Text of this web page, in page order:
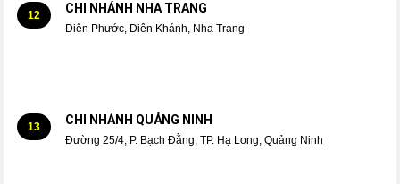
12 CHI NHÁNH NHA TRANG
Diên Phước, Diên Khánh, Nha Trang
13 CHI NHÁNH QUẢNG NINH
Đường 25/4, P. Bạch Đằng, TP. Hạ Long, Quảng Ninh